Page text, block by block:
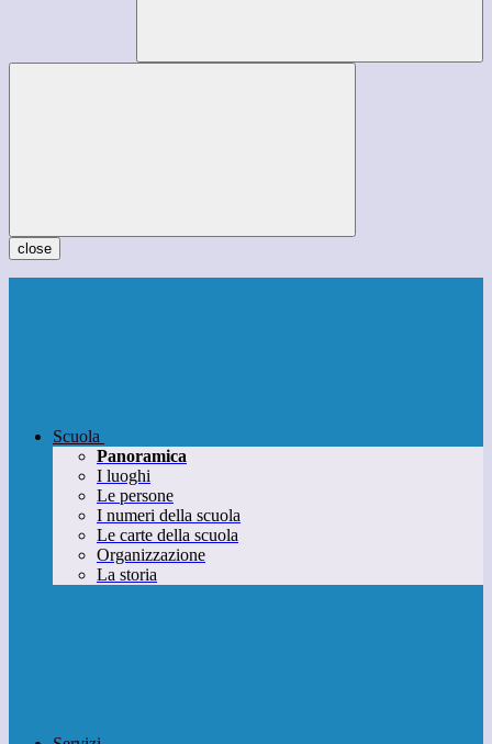
close
Scuola
Panoramica
I luoghi
Le persone
I numeri della scuola
Le carte della scuola
Organizzazione
La storia